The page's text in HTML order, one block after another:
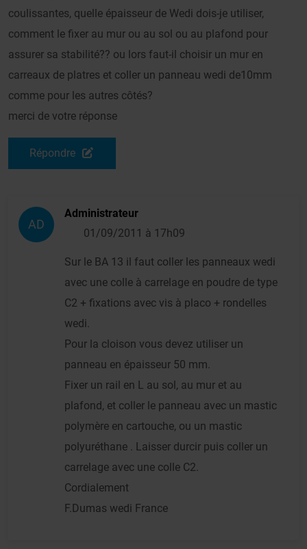
coulissantes, quelle épaisseur de Wedi dois-je utiliser,
comment le fixer au mur ou au sol ou au plafond pour
assurer sa stabilité?? ou lors faut-il choisir un mur en
carreaux de platres et coller un panneau wedi de10mm
comme pour les autres côtés?
merci de votre réponse
Répondre
AD
Administrateur
01/09/2011 à 17h09
Sur le BA 13 il faut coller les panneaux wedi
avec une colle à carrelage en poudre de type
C2 + fixations avec vis à placo + rondelles
wedi.
Pour la cloison vous devez utiliser un
panneau en épaisseur 50 mm.
Fixer un rail en L au sol, au mur et au
plafond, et coller le panneau avec un mastic
polymère en cartouche, ou un mastic
polyuréthane . Laisser durcir puis coller un
carrelage avec une colle C2.
Cordialement
F.Dumas wedi France